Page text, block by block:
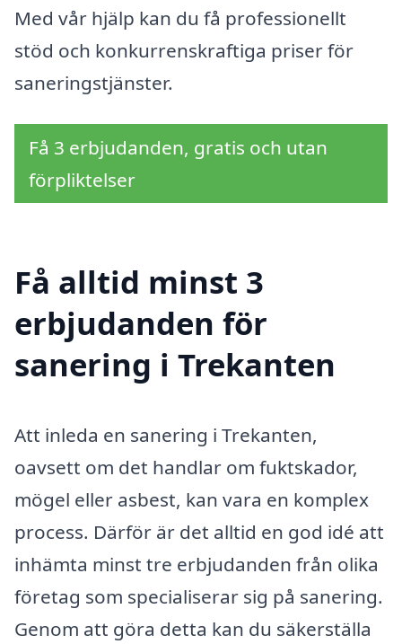
Med vår hjälp kan du få professionellt
stöd och konkurrenskraftiga priser för
saneringstjänster.
Få 3 erbjudanden, gratis och utan
förpliktelser
Få alltid minst 3
erbjudanden för
sanering i Trekanten
Att inleda en sanering i Trekanten,
oavsett om det handlar om fuktskador,
mögel eller asbest, kan vara en komplex
process. Därför är det alltid en god idé att
inhämta minst tre erbjudanden från olika
företag som specialiserar sig på sanering.
Genom att göra detta kan du säkerställa